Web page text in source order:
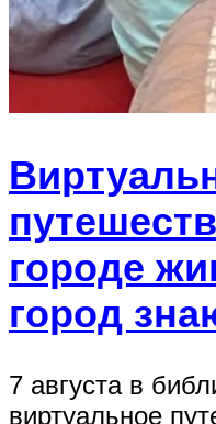
городе
город
7 августа в
виртуальное